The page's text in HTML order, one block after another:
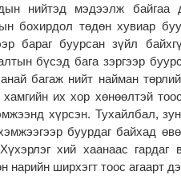
нийтэд мэдээлж байгаа
бохирдол төдөн хувиар
бараг буурсан зүйл
бүсэд бага зэргээр
багаж нийт найман
их хор хөнөөлтэй
хүрсэн. Тухайлбал,
буурдаг байхад
хий хаанаас гардаг
нарийн ширхэгт тоос агаарт